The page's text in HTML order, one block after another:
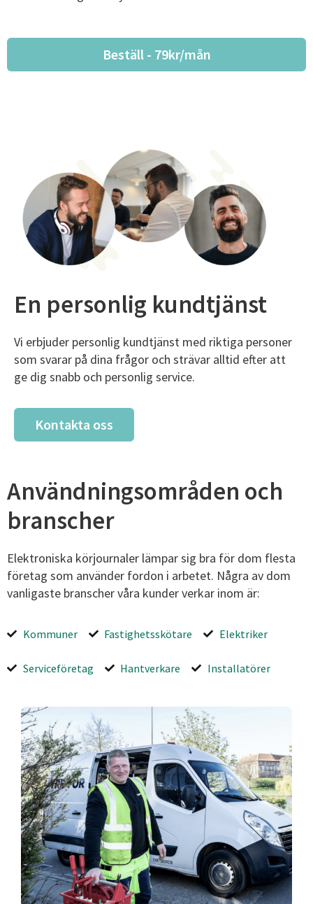
Beställ - 79kr/mån
En personlig kundtjänst
Vi erbjuder personlig kundtjänst med riktiga personer
som svarar på dina frågor och strävar alltid efter att
ge dig snabb och personlig service.
Kontakta oss
Användningsområden och
branscher
Elektroniska körjournaler lämpar sig bra för dom flesta
företag som använder fordon i arbetet. Några av dom
vanligaste branscher våra kunder verkar inom är:
Kommuner Fastighetsskötare Elektriker
Serviceföretag Hantverkare Installatörer